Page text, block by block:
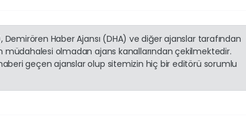
Demirören Haber Ajansı (DHA) ve diğer ajanslar tarafından
olmadan ajans kanallarından çekilmektedir.
geçen ajanslar olup sitemizin hiç bir editörü sorumlu